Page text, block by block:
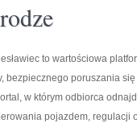
to wartościowa
bezpiecznego poruszania
w którym odbiorca
pojazdem, regulacji